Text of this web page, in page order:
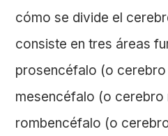
cómo se divide el
consiste en tres áreas
prosencéfalo (o
mesencéfalo (o cerebro
rombencéfalo (o